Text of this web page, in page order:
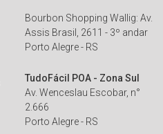
Bourbon Shopping Wallig: Av.
Assis Brasil, 2611 - 3º andar
Porto Alegre - RS
TudoFácil POA - Zona Sul
Av. Wenceslau Escobar, n°
2.666
Porto Alegre - RS